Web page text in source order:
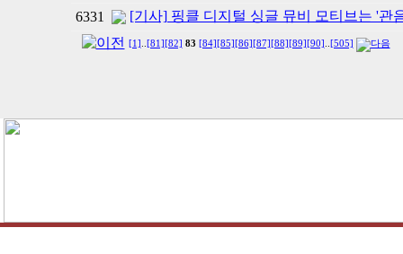
6331
[기사] 핑클 디지털 싱글 뮤비 모티브는 '관
[1] [81] [82] 83 [84] [85] [86] [87] [88] [89] [90] [505]